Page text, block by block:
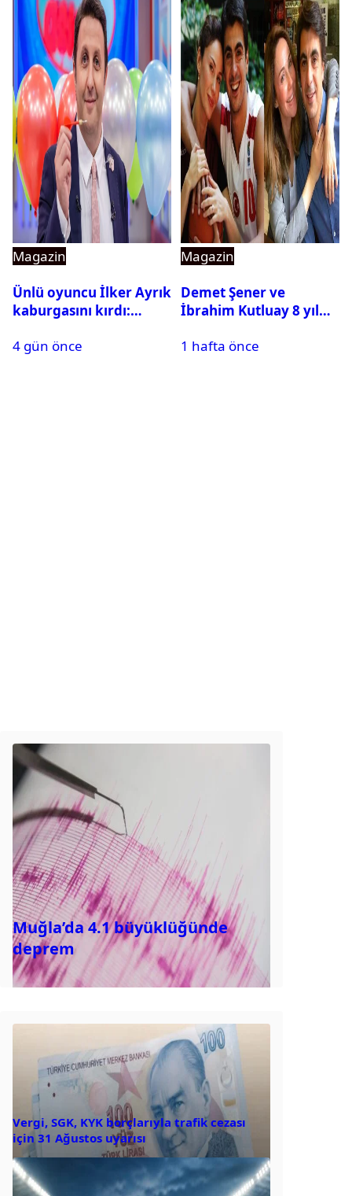
Magazin
Ünlü oyuncu İlker Ayrık
kaburgasını kırdı:
4 gün önce
Magazin
Demet Şener ve
İbrahim Kutluay 8 yıl
Ailece Yunanistan
1 hafta önce
Muğla’da 4.1 büyüklüğünde
deprem
Vergi, SGK, KYK borçlarıyla trafik cezası
için 31 Ağustos uyarısı